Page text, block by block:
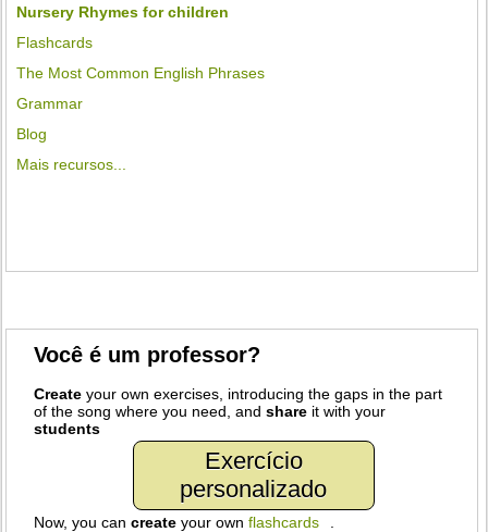
Nursery Rhymes for children
Flashcards
The Most Common English Phrases
Grammar
Blog
Mais recursos...
Você é um professor?
Create your own exercises, introducing the gaps in the part
of the song where you need, andshare it with your
students
Exercício
personalizado
Now, you cancreate your ownflashcards